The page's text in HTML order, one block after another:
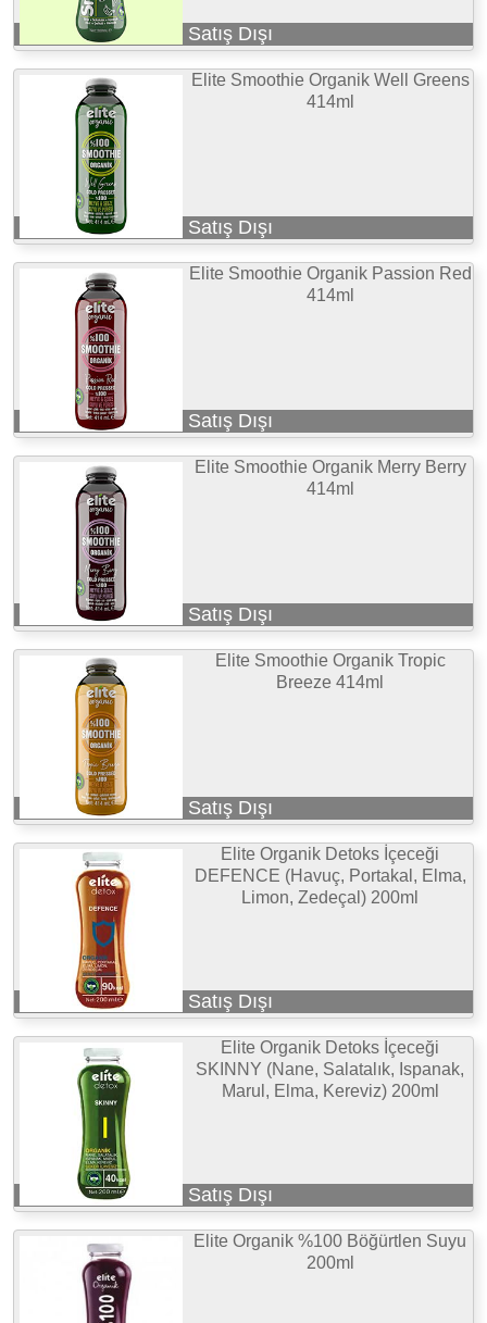
Satış Dışı
Elite Smoothie Organik Well Greens
414ml
Satış Dışı
Elite Smoothie Organik Passion Red
414ml
Satış Dışı
Elite Smoothie Organik Merry Berry
414ml
Satış Dışı
Elite Smoothie Organik Tropic
Breeze 414ml
Satış Dışı
Elite Organik Detoks İçeceği
DEFENCE (Havuç, Portakal, Elma,
Limon, Zedeçal) 200ml
Satış Dışı
Elite Organik Detoks İçeceği
SKINNY (Nane, Salatalık, Ispanak,
Marul, Elma, Kereviz) 200ml
Satış Dışı
Elite Organik %100 Böğürtlen Suyu
200ml